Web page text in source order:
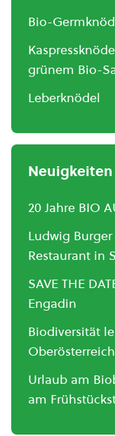
Bio-
grünem Bio-
Leberknödel
Neuigkeiten
20 Jahre BIO
Ludwig
Restaurant in
SAVE THE
Engadin
Biodiversität
Urlaub am
am